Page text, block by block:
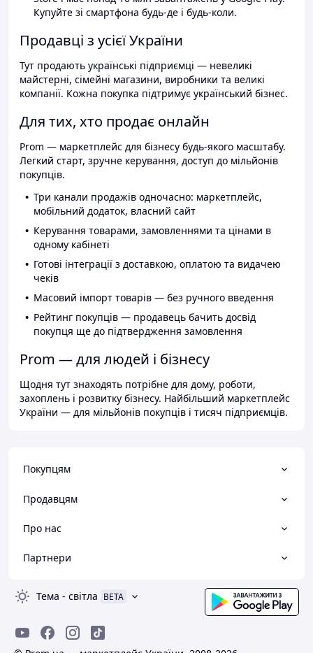
Купуйте зі смартфона будь-де і будь-коли.
Продавці з усієї України
Тут продають українські підприємці — невеликі
майстерні, сімейні магазини, виробники та великі
компанії. Кожна покупка підтримує український бізнес.
Для тих, хто продає онлайн
Prom — маркетплейс для бізнесу будь-якого масштабу.
Легкий старт, зручне керування, доступ до мільйонів
покупців.
Три канали продажів одночасно: маркетплейс,
мобільний додаток, власний сайт
Керування товарами, замовленнями та цінами в
одному кабінеті
Готові інтеграції з доставкою, оплатою та видачею
чеків
Масовий імпорт товарів — без ручного введення
Рейтинг покупців — продавець бачить досвід
покупця ще до підтвердження замовлення
Prom — для людей і бізнесу
Щодня тут знаходять потрібне для дому, роботи,
захоплень і розвитку бізнесу. Найбільший маркетплейс
України — для мільйонів покупців і тисяч підприємців.
Покупцям
Продавцям
Про нас
Партнери
Тема - світла BETA